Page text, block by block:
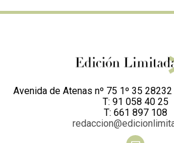
Avenida de Atenas nº 75 1º 35
T: 91 058 40 25
T: 661 897 108